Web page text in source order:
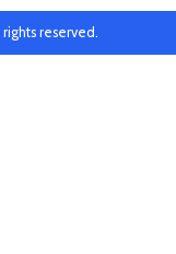
reserved.